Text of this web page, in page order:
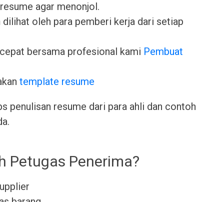
agar menonjol.
oleh para pemberi kerja dari setiap
bersama profesional kami Pembuat
template resume
penulisan resume dari para ahli dan contoh
Petugas Penerima?